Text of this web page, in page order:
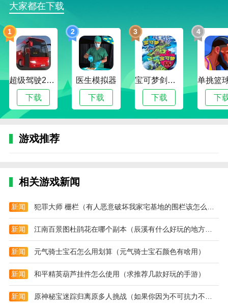
1.游戏清晰的卡通风格有不同层次的感觉，不同的玩法
2、管理策略，玩法是对玩家策略和管理技巧的极大考
验，是打造海洋帝国的灵魂。
模拟各种刺激的海战，你会有不同的同伴，其他力量会
攻击并击败他们。
4.大海贼冒险岛内置修改器版游戏风格精致，巨大的世
界地图包含丰富的场景。
边肖建议道
丰富的操作和玩法:5.1
有趣的探索经历:5.4
简单游戏任务:6.4
大家都在下载
1
超级驾驶2022内置作弊菜单版
下载
2
医生模拟器
下载
3
宝可梦剑盾互通版
下载
4
下
游戏推荐
相关游戏新闻
新闻 犯罪大师 栅栏（有人恶意破坏我家宅基地的围栏该怎么办）
新闻 江南百景图杜鹃花在哪个副本（辰溪有什么好玩的地方吗）
新闻 元气骑士宝石怎么用划算（元气骑士宝石颜色有啥用）
新闻 和平精英葫芦挂件怎么使用（求推荐几款好玩的手游）
新闻